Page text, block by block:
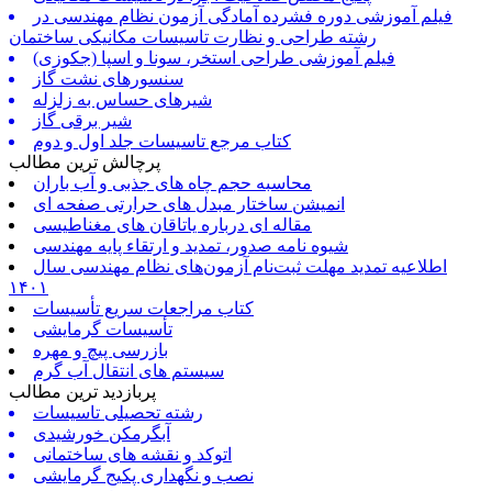
فیلم آموزشی دوره فشرده آمادگی آزمون نظام مهندسی در
رشته طراحی و نظارت تاسیسات مکانیکی ساختمان
فیلم آموزشی طراحی استخر، سونا و اسپا (جکوزی)
سنسورهای نشت گاز
شیرهای حساس به زلزله
شیر برقی گاز
کتاب مرجع تاسیسات جلد اول و دوم
پرچالش ترین مطالب
محاسبه حجم چاه های جذبی و آب باران
انمیشن ساختار مبدل های حرارتی صفحه ای
مقاله ای درباره یاتاقان های مغناطیسی
شیوه نامه صدور، تمدید و ارتقاء پایه مهندسی
اطلاعیه تمدید مهلت ثبت‌نام آزمون‌های نظام مهندسی سال
۱۴۰۱
کتاب مراجعات سریع تأسیسات
تأسیسات گرمایشی
بازرسی پیچ و مهره
سیستم های انتقال آب گرم
پربازدید ترین مطالب
رشته تحصیلی تاسیسات
آبگرمکن خورشیدی
اتوکد و نقشه های ساختمانی
نصب و نگهداری پکیج گرمایشی